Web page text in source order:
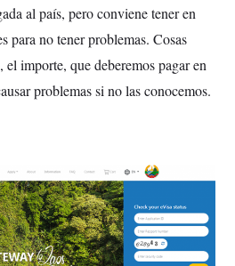
al país, pero conviene tener en
para no tener problemas. Cosas
importe, que deberemos pagar en
problemas si no las conocemos.